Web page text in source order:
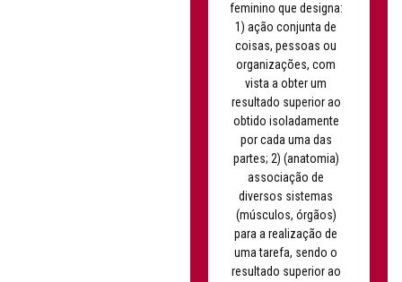
feminino que designa:
1) ação conjunta de
coisas, pessoas ou
organizações, com
vista a obter um
resultado superior ao
obtido isoladamente
por cada uma das
partes; 2) (anatomia)
associação de
diversos sistemas
(músculos, órgãos)
para a realização de
uma tarefa, sendo o
resultado superior ao